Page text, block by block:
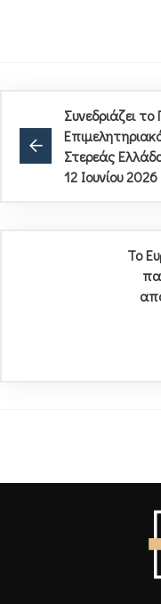
Συνεδριάζει το
Στερεάς
12 Ιουνίου 2026
Το